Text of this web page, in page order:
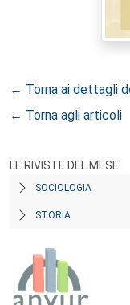
← Torna ai dettagli
← Torna agli articoli
LE RIVISTE DEL MESE
SOCIOLOGIA
STORIA